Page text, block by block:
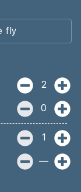
fly
2
0
1
—